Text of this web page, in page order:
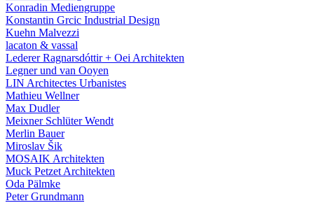
Konradin Mediengruppe
Konstantin Grcic Industrial Design
Kuehn Malvezzi
lacaton & vassal
Lederer Ragnarsdóttir + Oei Architekten
Legner und van Ooyen
LIN Architectes Urbanistes
Mathieu Wellner
Max Dudler
Meixner Schlüter Wendt
Merlin Bauer
Miroslav Šik
MOSAIK Architekten
Muck Petzet Architekten
Oda Pälmke
Peter Grundmann